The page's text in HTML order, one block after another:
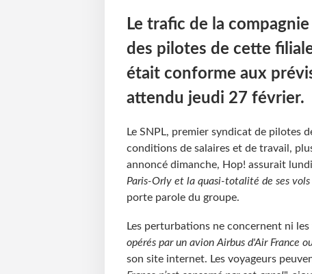
Le trafic de la
des pilotes de cette
était conforme aux
attendu jeudi 27 février.
Le SNPL, premier syndicat de pilotes
conditions de salaires et de travail,
annoncé dimanche, Hop! assurait
Paris-Orly et la quasi-totalité de ses vols
porte parole du groupe.
Les perturbations ne concernent ni
opérés par un avion Airbus d'Air France
son site internet. Les voyageurs